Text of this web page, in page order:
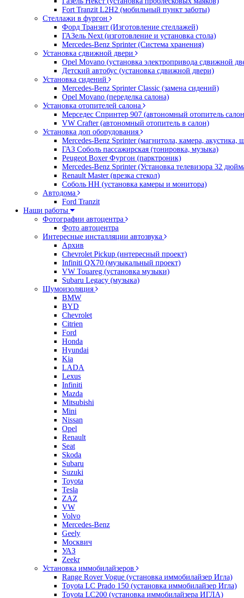
Fort Tranzit L2H2 (мобильный пункт заботы)
Стеллажи в фургон
Форд Транзит (Изготовление стеллажей)
ГАЗель Next (изготовление и установка стола)
Mercedes-Benz Sprinter (Система хранения)
Установка сдвижной двери
Opel Movano (установка электропривода сдвижной
Детский автобус (установка сдвижной двери)
Установка сидений
Mercedes-Benz Sprinter Classic (замена сидений)
Opel Movano (переделка салона)
Установка отопителей салона
Мерседес Спринтер 907 (автономный отопитель
VW Crafter (автономный отопитель в салон)
Установка доп оборудования
Mercedes-Benz Sprinter (магнитола, камера, акустика,
ГАЗ Соболь пассажирская (тонировка, музыка)
Peugeot Boxer Фургон (парктроник)
Mercedes-Benz Sprinter (Установка телевизора 32
Renault Master (врезка стекол)
Соболь НН (установка камеры и монитора)
Автодома
Ford Tranzit
Наши работы
Фотографии автоцентра
Фото автоцентра
Интересные инсталляции автозвука
Архив
Chevrolet Pickup (интересный проект)
Infiniti QX70 (музыкальный проект)
VW Touareg (установка музыки)
Subaru Legacy (музыка)
Шумоизоляция
BMW
BYD
Chevrolet
Citrien
Ford
Honda
Hyundai
Kia
LADA
Lexus
Infiniti
Mazda
Mitsubishi
Mini
Nissan
Opel
Renault
Seat
Skoda
Subaru
Suzuki
Toyota
Tesla
ZAZ
VW
Volvo
Mercedes-Benz
Geely
Москвич
УАЗ
Zeekr
Установка иммобилайзеров
Range Rover Vogue (установка иммобилайзер Игла)
Toyota LC Prado 150 (установка иммобилайзер Игла)
Toyota LC200 (установка иммобилайзера ИГЛА)